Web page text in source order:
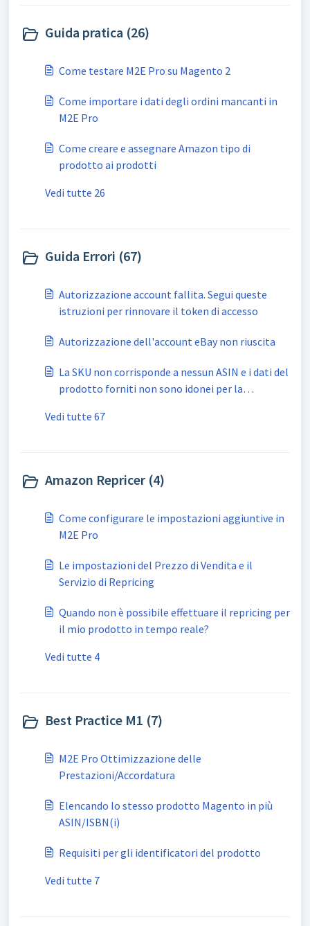
Guida pratica (26)
Come testare M2E Pro su Magento 2
Come importare i dati degli ordini mancanti in
M2E Pro
Come creare e assegnare Amazon tipo di
prodotto ai prodotti
Vedi tutte 26
Guida Errori (67)
Autorizzazione account fallita. Segui queste
istruzioni per rinnovare il token di accesso
Autorizzazione dell'account eBay non riuscita
La SKU non corrisponde a nessun ASIN e i dati del
prodotto forniti non sono idonei per la
Vedi tutte 67
Amazon Repricer (4)
Come configurare le impostazioni aggiuntive in
M2E Pro
Le impostazioni del Prezzo di Vendita e il
Servizio di Repricing
Quando non è possibile effettuare il repricing per
il mio prodotto in tempo reale?
Vedi tutte 4
Best Practice M1 (7)
M2E Pro Ottimizzazione delle
Prestazioni/Accordatura
Elencando lo stesso prodotto Magento in più
ASIN/ISBN(і)
Requisiti per gli identificatori del prodotto
Vedi tutte 7